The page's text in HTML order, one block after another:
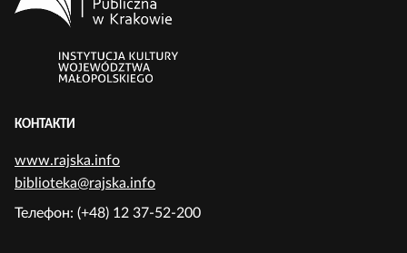
КОНТАКТИ
www.rajska.info
biblioteka@rajska.info
Телефон: (+48) 12 37-52-200